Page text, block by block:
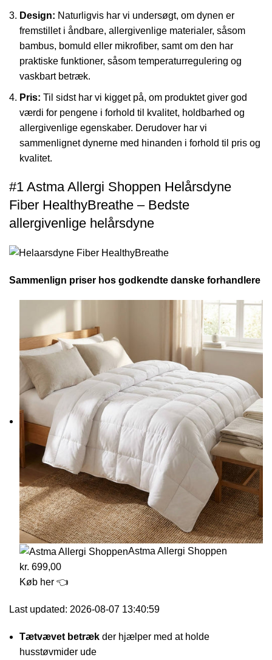
Design: Naturligvis har vi undersøgt, om dynen er
fremstillet i åndbare, allergivenlige materialer, såsom
bambus, bomuld eller mikrofiber, samt om den har
praktiske funktioner, såsom temperaturregulering og
vaskbart betræk.
Pris: Til sidst har vi kigget på, om produktet giver god
værdi for pengene i forhold til kvalitet, holdbarhed og
allergivenlige egenskaber. Derudover har vi
sammenlignet dynerne med hinanden i forhold til pris og
kvalitet.
#1 Astma Allergi Shoppen Helårsdyne
Fiber HealthyBreathe – Bedste
allergivenlige helårsdyne
Sammenlign priser hos godkendte danske forhandlere
Astma Allergi Shoppen
kr. 699,00
Køb her 👈
Last updated: 2026-08-07 13:40:59
Tætvævet betræk der hjælper med at holde
husstøvmider ude